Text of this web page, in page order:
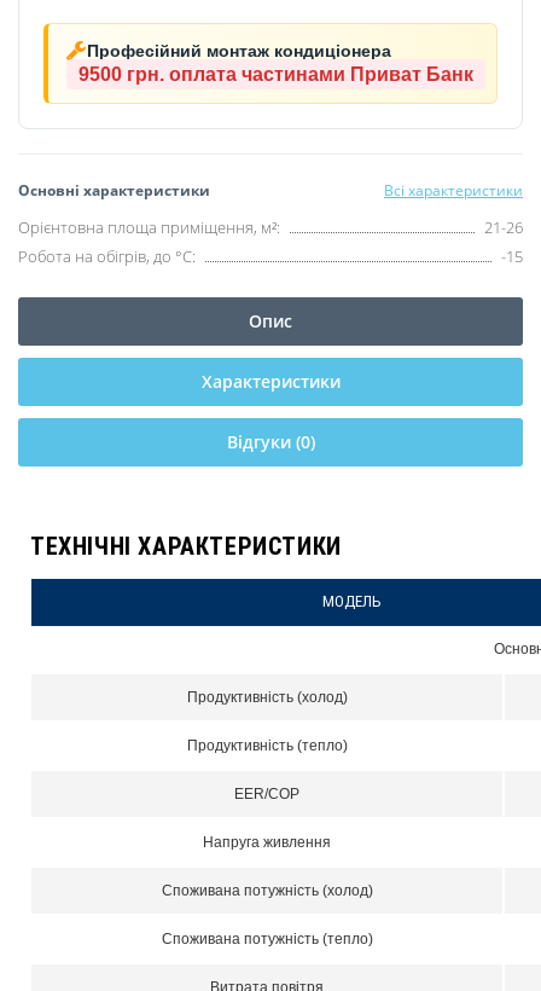
Професійний монтаж кондиціонера
9500 грн. оплата частинами Приват Банк
Основні характеристики Всі характеристики
Орієнтовна площа приміщення, м²:
21-26
Робота на обігрів, до °C:
-15
Опис
Характеристики
Відгуки (0)
ТЕХНІЧНІ ХАРАКТЕРИСТИКИ
МОДЕЛЬ
Продуктивність (холод)
Продуктивність (тепло)
EER/COP
Напруга живлення
Споживана потужність (холод)
Споживана потужність (тепло)